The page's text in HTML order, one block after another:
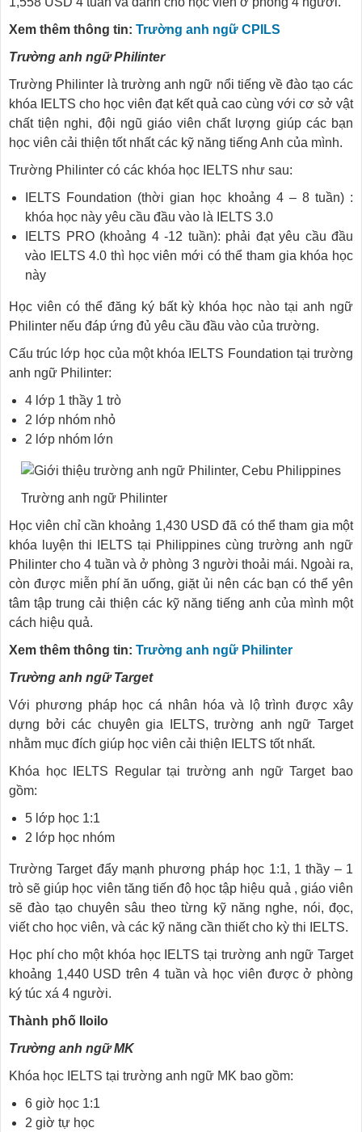
Xem thêm thông tin: Trường anh ngữ CPILS
Trường anh ngữ Philinter
Trường Philinter là trường anh ngữ nổi tiếng về đào tạo các
khóa IELTS cho học viên đạt kết quả cao cùng với cơ sở vật
chất tiện nghi, đội ngũ giáo viên chất lượng giúp các bạn
học viên cải thiện tốt nhất các kỹ năng tiếng Anh của mình.
Trường Philinter có các khóa học IELTS như sau:
IELTS Foundation (thời gian học khoảng 4 – 8 tuần) :
khóa học này yêu cầu đầu vào là IELTS 3.0
IELTS PRO (khoảng 4 -12 tuần): phải đạt yêu cầu đầu
vào IELTS 4.0 thì học viên mới có thể tham gia khóa học
này
Học viên có thể đăng ký bất kỳ khóa học nào tại anh ngữ
Philinter nếu đáp ứng đủ yêu cầu đầu vào của trường.
Cấu trúc lớp học của một khóa IELTS Foundation tại trường
anh ngữ Philinter:
4 lớp 1 thầy 1 trò
2 lớp nhóm nhỏ
2 lớp nhóm lớn
Trường anh ngữ Philinter
Học viên chỉ cần khoảng 1,430 USD đã có thể tham gia một
khóa luyện thi IELTS tại Philippines cùng trường anh ngữ
Philinter cho 4 tuần và ở phòng 3 người thoải mái. Ngoài ra,
còn được miễn phí ăn uống, giặt ủi nên các bạn có thể yên
tâm tập trung cải thiện các kỹ năng tiếng anh của mình một
cách hiệu quả.
Xem thêm thông tin: Trường anh ngữ Philinter
Trường anh ngữ Target
Với phương pháp học cá nhân hóa và lộ trình được xây
dựng bởi các chuyên gia IELTS, trường anh ngữ Target
nhằm mục đích giúp học viên cải thiện IELTS tốt nhất.
Khóa học IELTS Regular tại trường anh ngữ Target bao
gồm:
5 lớp học 1:1
2 lớp học nhóm
Trường Target đẩy mạnh phương pháp học 1:1, 1 thầy – 1
trò sẽ giúp học viên tăng tiến độ học tập hiệu quả , giáo viên
sẽ đào tạo chuyên sâu theo từng kỹ năng nghe, nói, đọc,
viết cho học viên, và các kỹ năng cần thiết cho kỳ thi IELTS.
Học phí cho một khóa học IELTS tại trường anh ngữ Target
khoảng 1,440 USD trên 4 tuần và học viên được ở phòng
ký túc xá 4 người.
Thành phố Iloilo
Trường anh ngữ MK
Khóa học IELTS tại trường anh ngữ MK bao gồm:
6 giờ học 1:1
2 giờ tự học